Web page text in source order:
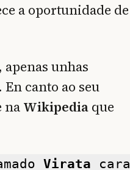
a oportunidade de
unhas
canto ao seu
na Wikipedia que
Virata cara